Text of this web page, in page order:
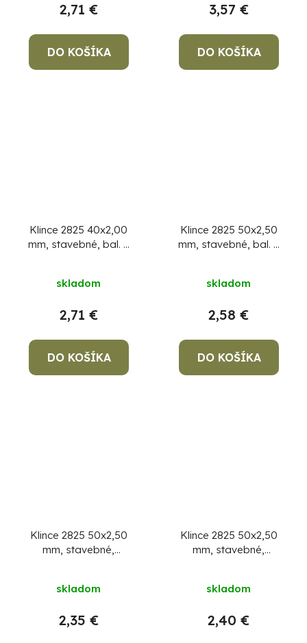
2,71 €
DO KOŠÍKA
3,57 €
DO KOŠÍKA
Klince 2825 40x2,00
mm, stavebné, bal. 5
skladom
2,71 €
DO KOŠÍKA
Klince 2825 50x2,50
mm, stavebné, bal. 5
skladom
2,58 €
DO KOŠÍKA
Klince 2825 50x2,50
mm, stavebné,
skladom
2,35 €
Klince 2825 50x2,50
mm, stavebné,
skladom
2,40 €